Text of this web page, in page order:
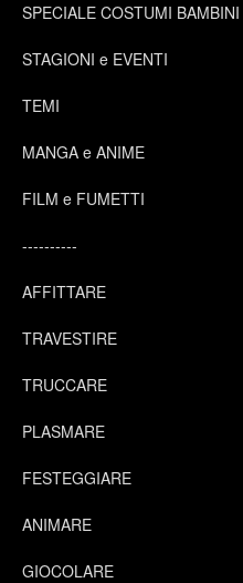
SPECIALE COSTUMI BAMBINI
STAGIONI e EVENTI
TEMI
MANGA e ANIME
FILM e FUMETTI
----------
AFFITTARE
TRAVESTIRE
TRUCCARE
PLASMARE
FESTEGGIARE
ANIMARE
GIOCOLARE